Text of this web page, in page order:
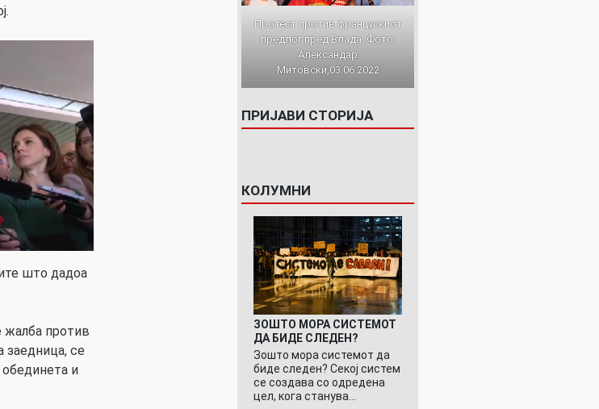
што дадоа
жалба против
заедница, се
и
Протест против францускиот
предлог пред Влада. Фото:
Александар
Митовски,03.06.2022
ПРИЈАВИ СТОРИЈА
КОЛУМНИ
ЗОШТО МОРА СИСТЕМОТ
ДА БИДЕ СЛЕДЕН?
Зошто мора системот да
биде следен? Секој систем
се создава со одредена
цел, кога станува…